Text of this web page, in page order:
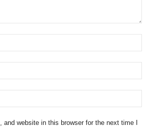
website in this browser for the next time I